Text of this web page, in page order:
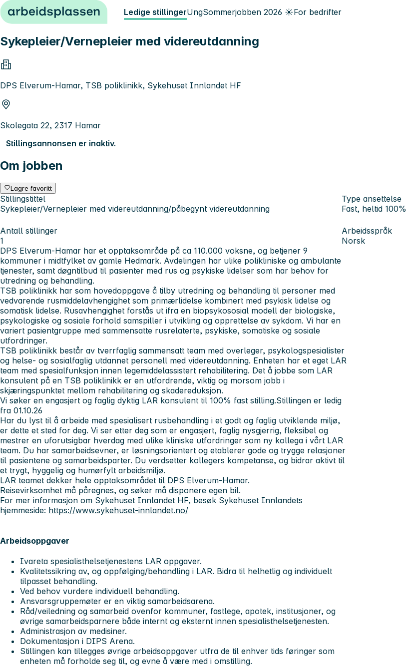
Hopp til innhold Ledige stillingerUngSommerjobben 2026 ☀️For bedrifter
Sykepleier/Vernepleier med videreutdanning
DPS Elverum-Hamar, TSB poliklinikk, Sykehuset Innlandet HF
Skolegata 22, 2317 Hamar
Stillingsannonsen er inaktiv.
Om jobben
Lagre favoritt
Stillingstittel
Sykepleier/Vernepleier med videreutdanning/påbegynt videreutdanning
Type ansettelse
Fast, heltid 100%
Antall stillinger
1
Arbeidsspråk
Norsk
DPS Elverum-Hamar har et opptaksområde på ca 110.000 voksne, og betjener 9
kommuner i midtfylket av gamle Hedmark. Avdelingen har ulike polikliniske og ambulante
tjenester, samt døgntilbud til pasienter med rus og psykiske lidelser som har behov for
utredning og behandling.
TSB poliklinikk har som hovedoppgave å tilby utredning og behandling til personer med
vedvarende rusmiddelavhengighet som primærlidelse kombinert med psykisk lidelse og
somatisk lidelse. Rusavhengighet forstås ut ifra en biopsykososial modell der biologiske,
psykologiske og sosiale forhold samspiller i utvikling og opprettelse av sykdom. Vi har en
variert pasientgruppe med sammensatte rusrelaterte, psykiske, somatiske og sosiale
utfordringer.
TSB poliklinikk består av tverrfaglig sammensatt team med overleger, psykologspesialister
og helse- og sosialfaglig utdannet personell med videreutdanning. Enheten har et eget LAR
team med spesialfunksjon innen legemiddelassistert rehabilitering. Det å jobbe som LAR
konsulent på en TSB poliklinikk er en utfordrende, viktig og morsom jobb i
skjæringspunktet mellom rehabilitering og skadereduksjon.
Vi søker en engasjert og faglig dyktig LAR konsulent til 100% fast stilling.Stillingen er ledig
fra 01.10.26
Har du lyst til å arbeide med spesialisert rusbehandling i et godt og faglig utviklende miljø,
er dette et sted for deg. Vi ser etter deg som er engasjert, faglig nysgjerrig, fleksibel og
mestrer en uforutsigbar hverdag med ulike kliniske utfordringer som ny kollega i vårt LAR
team. Du har samarbeidsevner, er løsningsorientert og etablerer gode og trygge relasjoner
til pasientene og samarbeidsparter. Du verdsetter kollegers kompetanse, og bidrar aktivt til
et trygt, hyggelig og humørfylt arbeidsmiljø.
LAR teamet dekker hele opptaksområdet til DPS Elverum-Hamar.
Reisevirksomhet må påregnes, og søker må disponere egen bil.
For mer informasjon om Sykehuset Innlandet HF, besøk Sykehuset Innlandets
hjemmeside: https://www.sykehuset-innlandet.no/
Arbeidsoppgaver
Ivareta spesialisthelsetjenestens LAR oppgaver.
Kvalitetssikring av, og oppfølging/behandling i LAR. Bidra til helhetlig og individuelt
tilpasset behandling.
Ved behov vurdere individuell behandling.
Ansvarsgruppemøter er en viktig samarbeidsarena.
Råd/veiledning og samarbeid ovenfor kommuner, fastlege, apotek, institusjoner, og
øvrige samarbeidsparnere både internt og eksternt innen spesialisthelsetjenesten.
Administrasjon av medisiner.
Dokumentasjon i DIPS Arena.
Stillingen kan tillegges øvrige arbeidsoppgaver utfra de til enhver tids føringer som
enheten må forholde seg til, og evne å være med i omstilling.